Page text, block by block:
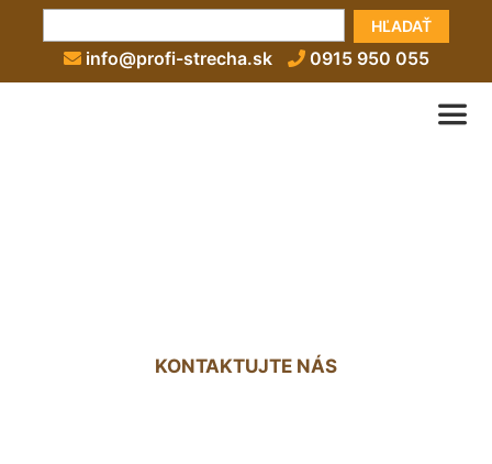
HĽADAŤ
info@profi-strecha.sk 0915 950 055
KONTAKTUJTE NÁS